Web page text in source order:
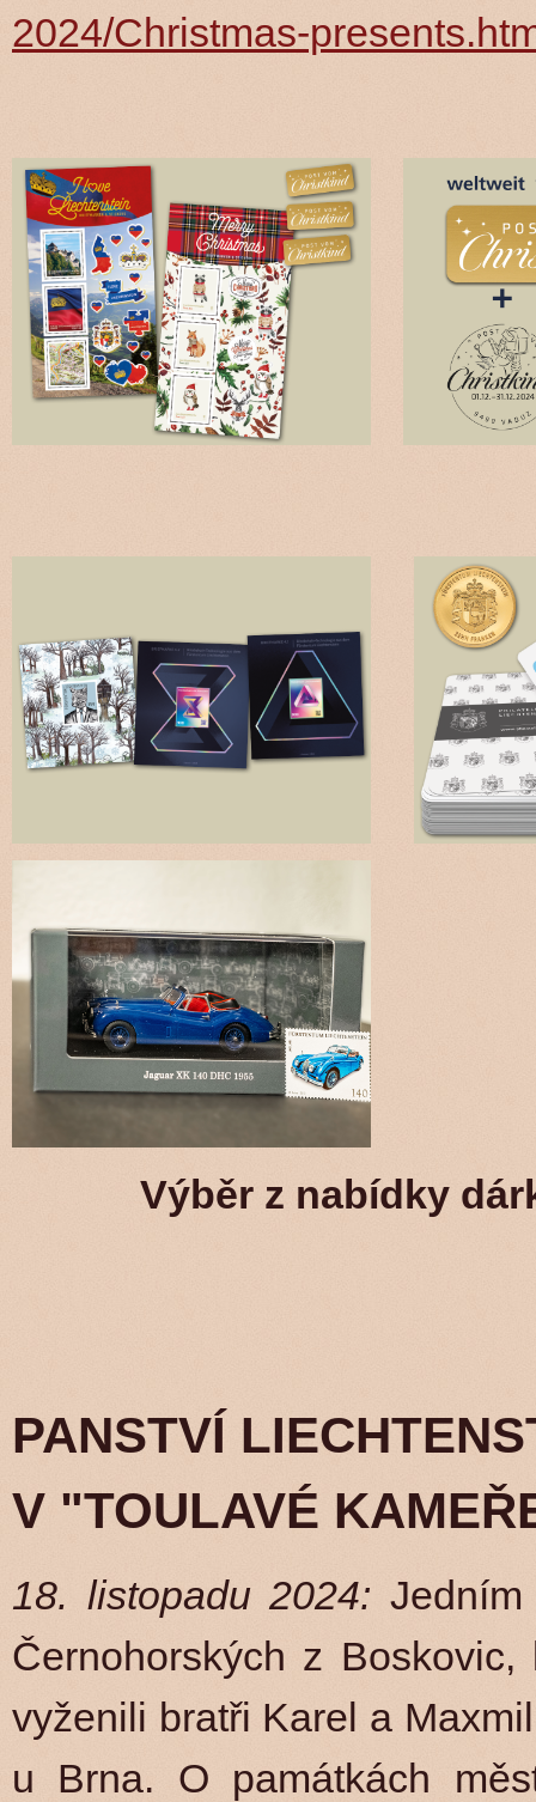
2024/Christmas-
Výběr z nabídky
PANSTVÍ
V "TOULAVÉ
18. listopadu 2024:
Černohorských z
vyženili bratři Karel a
u Brna. O památkách